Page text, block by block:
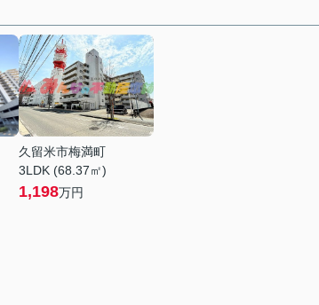
久留米市梅満町
3LDK (68.37㎡)
1,198万円